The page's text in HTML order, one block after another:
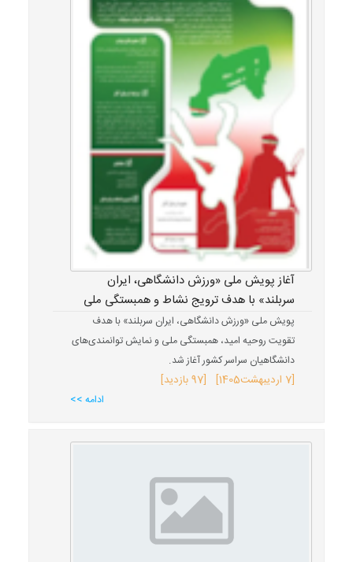
آغاز پویش ملی «ورزش دانشگاهی، ایران
سربلند» با هدف ترویج نشاط و همبستگی ملی
پویش ملی «ورزش دانشگاهی، ایران سربلند» با هدف
تقویت روحیه امید، همبستگی ملی و نمایش توانمندی‌های
دانشگاهیان سراسر کشور آغاز شد.
[7 اردیبهشت 1405] [97 بازدید]
ادامه >>